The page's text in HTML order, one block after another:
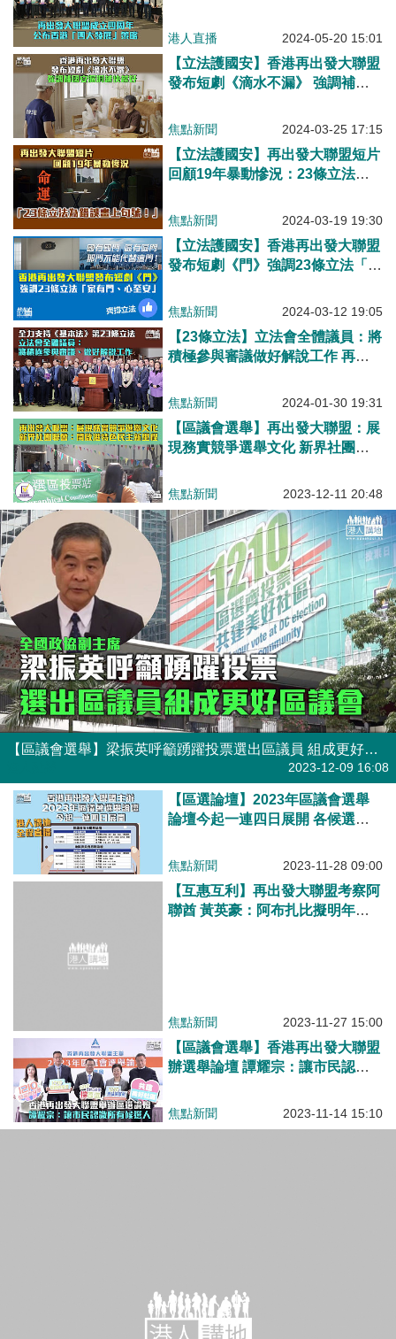
港人直播 2024-05-20 15:01
【立法護國安】香港再出發大聯盟
發布短劇《滴水不漏》 強調補國
焦點新聞 2024-03-25 17:15
【立法護國安】再出發大聯盟短片
回顧19年暴動慘況：23條立法為
焦點新聞 2024-03-19 19:30
【立法護國安】香港再出發大聯盟
發布短劇《門》強調23條立法「家
焦點新聞 2024-03-12 19:05
【23條立法】立法會全體議員：將
積極參與審議做好解說工作 再出
完成立法工作
焦點新聞 2024-01-30 19:31
【區議會選舉】再出發大聯盟：展
現務實競爭選舉文化 新界社團聯
焦點新聞 2023-12-11 20:48
【區議會選舉】梁振英呼籲踴躍投票選出區議員 組成更好區議會
2023-12-09 16:08
【區選論壇】2023年區議會選舉
論壇今起一連四日展開 各候選人
焦點新聞 2023-11-28 09:00
【互惠互利】再出發大聯盟考察阿
聯酋 黃英豪：阿布扎比擬明年起
所有候選人
焦點新聞 2023-11-14 15:10